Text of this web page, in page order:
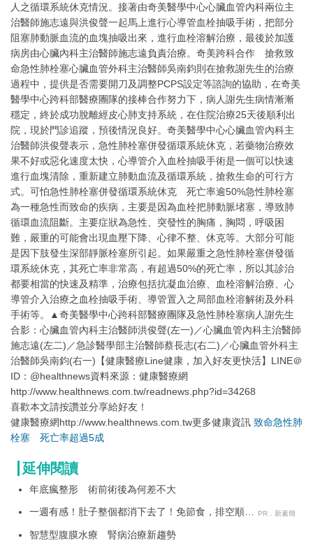
人之循環系統休克情況。接著由奇美醫學中心心臟血管內科兩位主
治醫師施志遠與洪俊聲一起馬上進行心導管血栓抽吸手術，把部分
阻塞肺動脈血流的血塊抽吸出來，進行血栓溶解治療，最後於加護
病房由心臟內科主治醫師施志遠負責治療。奇美跨科合作 搶救致
命急性肺栓塞心臟血管外科主治醫師吳南鈞則在搶救謝先生的治療
過程中，提供是否需要開刀及調整PCPS設定等諮詢的協助，在奇美
醫學中心跨科部醫療團隊的接棒合作努力下，病人謝先生病情漸漸
穩定，終於成功脫離經皮心肺支持系統，在住院治療25天後順利出
院，現於門診追蹤，預後情況良好。奇美醫學中心心臟血管內科主
治醫師洪俊聲表示，急性肺栓塞併發循環系統休克，若藥物治療效
果不好或惡化速度太快，心導管介入血栓抽吸手術是一個可以快速
進行血塊清除，重新建立肺動血流及循環系統，搶救生命的可行方
式。可怕急性肺栓塞併發循環系統休克 死亡率逾50%急性肺栓塞
為一種急性而致命的疾病，主要是因為血栓把肺動脈堵塞，導致肺
循環血流阻斷。主要症狀為急性、突發性的胸痛，胸悶，呼吸困
難，嚴重的可能會出現血壓下降、心律不整、休克等。大部分可能
是因下肢發生深部靜脈栓塞所引起。如果嚴重之急性肺栓塞併發循
環系統休克，其死亡率非常高，有超過50%的死亡率，所以其診治
都要相當的快速及精準，治療包括抗凝血治療、血栓溶解治療、心
導管介入治療之血栓抽吸手術、導管置入之局部血栓溶解術及外科
手術等。▲奇美醫學中心跨科部醫療團隊及急性肺栓塞病人謝先生
合影：心臟血管內科主治醫師洪俊聲(左一)／心臟血管內科主治醫師
施志遠(左二)／急診醫學部主治醫師蔡長志(右二)／心臟血管外科主
治醫師吳南鈞(右一)【健康醫療Line健康，加入好友更快活】LINE＠
ID：@healthnews資料來源：健康醫療網
http://www.healthnews.com.tw/readnews.php?id=34268
喜歡本文請按讚並分享給好友！
健康醫療網http://www.healthnews.com.tw更多健康資訊 致命急性肺
栓塞 死亡率超過5成
延伸閱讀
年底瘋整形 術前術後為何差不大
一週有感！肚子整個都消下去了！免節食，排空順暢
PR．新素簡
智慧型腹膜水療 腎病治療新趨勢